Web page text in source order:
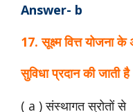
Answer- b
17. सूक्ष्म वित्त योजना के
सुविधा प्रदान की जाती है
( a ) संस्थागत स्रोतों से